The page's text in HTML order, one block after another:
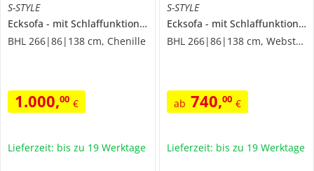
S-STYLE
Ecksofa
mit Schlaffunktion
Puffy
BHL 266|86|138 cm, Chenille
1.000,00 €
Lieferzeit: bis zu 19 Werktage
S-STYLE
Ecksofa
mit Schlaffunktion
BHL 266|86|138 cm, Webstoff
ab 740,00 €
Lieferzeit: bis zu 19 Werktage